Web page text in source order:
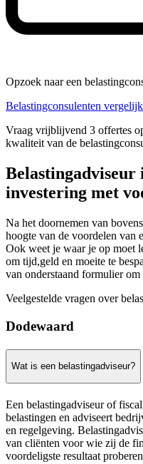
Opzoek naar een
Belastingconsulenten
Vraag vrijblijvend 3 offertes
kwaliteit van de
Belastingadviseur
investering met
Na het doornemen van
hoogte van de voordelen van
Ook weet je waar je op moet
om tijd,geld en moeite te
van onderstaand formulier
Veelgestelde vragen over
Dodewaard
Wat is een belastingadviseur?
Een belastingadviseur of
belastingen en adviseert
en regelgeving.
van cliënten voor wie zij de
voordeligste resultaat